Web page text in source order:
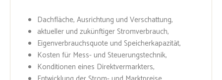
Dachfläche, Ausrichtung und Verschattung,
aktueller und zukünftiger Stromverbrauch,
Eigenverbrauchsquote und Speicherkapazität,
Kosten für Mess- und Steuerungstechnik,
Konditionen eines Direktvermarkters,